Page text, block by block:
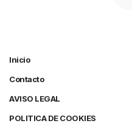
Inicio
Contacto
AVISO LEGAL
POLITICA DE COOKIES